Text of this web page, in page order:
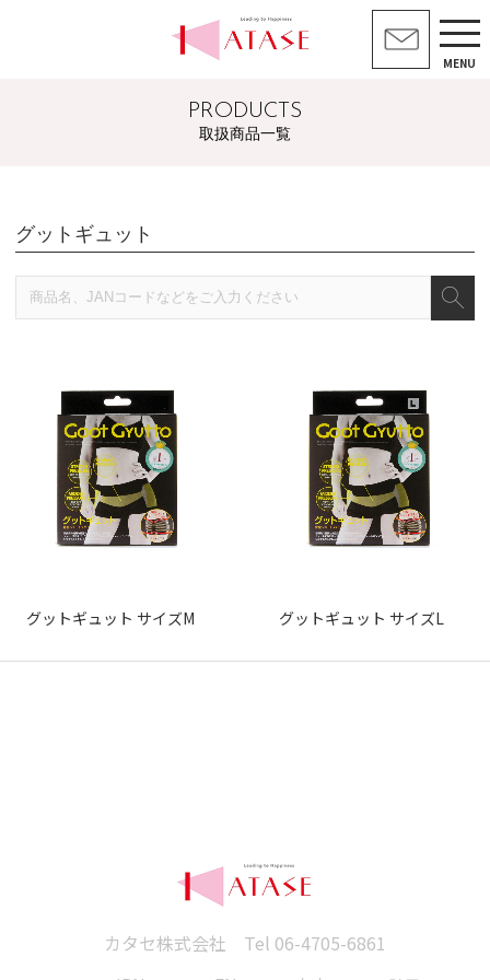
MENU
PRODUCTS
取扱商品一覧
グットギュット
グットギュット サイズM グットギュット サイズL
カタセ株式会社 Tel 06-4705-6861